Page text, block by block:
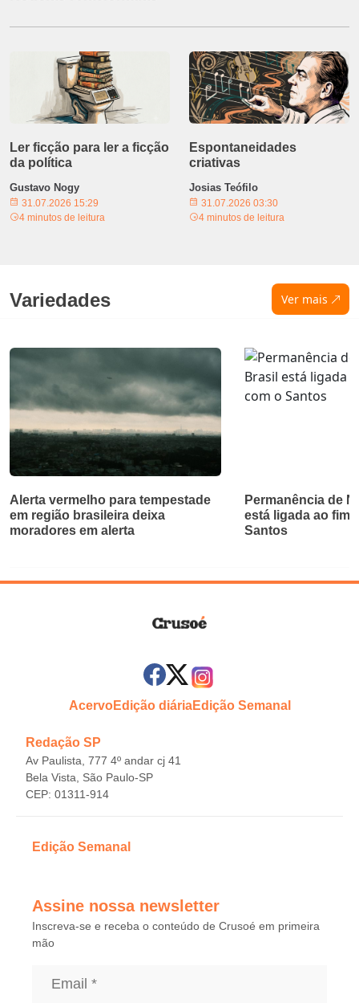
Ler ficção para ler a ficção
da política
Gustavo Nogy
31.07.2026 15:29
4 minutos de leitura
Espontaneidades
criativas
Josias Teófilo
31.07.2026 03:30
4 minutos de leitura
Variedades Ver mais
Alerta vermelho para tempestade
em região brasileira deixa
moradores em alerta
Permanência de
está ligada ao fim
Santos
AcervoEdição diáriaEdição Semanal
Redação SP
Av Paulista, 777 4º andar cj 41
Bela Vista, São Paulo-SP
CEP: 01311-914
Edição Semanal
Assine nossa newsletter
Inscreva-se e receba o conteúdo de Crusoé em primeira
mão